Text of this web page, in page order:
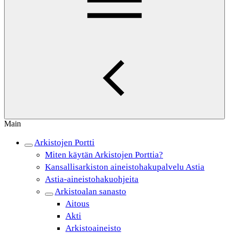
Main
Arkistojen Portti
Miten käytän Arkistojen Porttia?
Kansallisarkiston aineistohakupalvelu Astia
Astia-aineistohakuohjeita
Arkistoalan sanasto
Aitous
Akti
Arkistoaineisto